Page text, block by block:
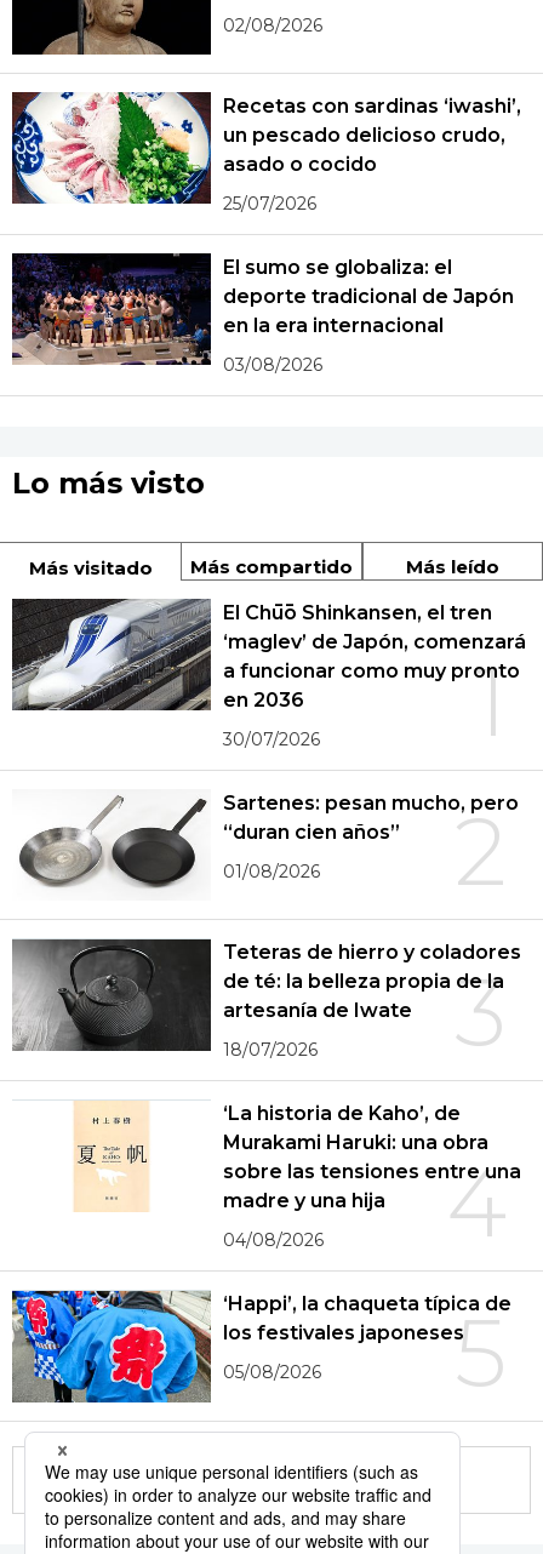
02/08/2026
Recetas con sardinas ‘iwashi’,
un pescado delicioso crudo,
asado o cocido
25/07/2026
El sumo se globaliza: el
deporte tradicional de Japón
en la era internacional
03/08/2026
Lo más visto
Más visitado Más compartido Más leído
1
El Chūō Shinkansen, el tren
‘maglev’ de Japón, comenzará
a funcionar como muy pronto
en 2036
30/07/2026
2
Sartenes: pesan mucho, pero
“duran cien años”
01/08/2026
3
Teteras de hierro y coladores
de té: la belleza propia de la
artesanía de Iwate
18/07/2026
4
‘La historia de Kaho’, de
Murakami Haruki: una obra
sobre las tensiones entre una
madre y una hija
04/08/2026
5
‘Happi’, la chaqueta típica de
los festivales japoneses
05/08/2026
More in this series